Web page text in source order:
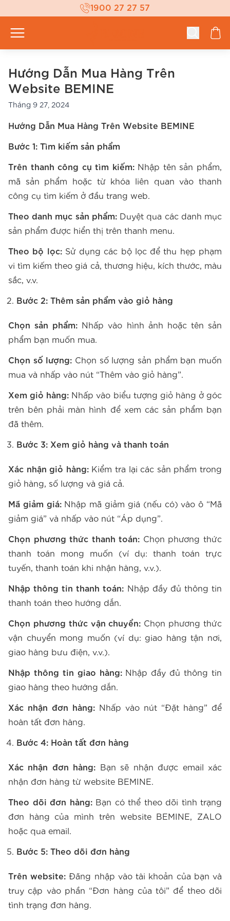
1900 27 27 57
Hướng Dẫn Mua Hàng Trên
Website BEMINE
Tháng 9 27, 2024
Hướng Dẫn Mua Hàng Trên Website BEMINE
Bước 1: Tìm kiếm sản phẩm
Trên thanh công cụ tìm kiếm:Nhập tên sản phẩm,
mã sản phẩm hoặc từ khóa liên quan vào thanh
công cụ tìm kiếm ở đầu trang web.
Theo danh mục sản phẩm:Duyệt qua các danh mục
sản phẩm được hiển thị trên thanh menu.
Theo bộ lọc:Sử dụng các bộ lọc để thu hẹp phạm
vi tìm kiếm theo giá cả, thương hiệu, kích thước, màu
sắc, v.v.
Bước 2: Thêm sản phẩm vào giỏ hàng
Chọn sản phẩm: Nhấp vào hình ảnh hoặc tên sản
phẩm bạn muốn mua.
Chọn số lượng: Chọn số lượng sản phẩm bạn muốn
mua và nhấp vào nút “Thêm vào giỏ hàng”.
Xem giỏ hàng: Nhấp vào biểu tượng giỏ hàng ở góc
trên bên phải màn hình để xem các sản phẩm bạn
đã thêm.
Bước 3: Xem giỏ hàng và thanh toán
Xác nhận giỏ hàng:Kiểm tra lại các sản phẩm trong
giỏ hàng, số lượng và giá cả.
Mã giảm giá:Nhập mã giảm giá (nếu có) vào ô “Mã
giảm giá” và nhấp vào nút “Áp dụng”.
Chọn phương thức thanh toán: Chọn phương thức
thanh toán mong muốn (ví dụ: thanh toán trực
tuyến, thanh toán khi nhận hàng, v.v.).
Nhập thông tin thanh toán: Nhập đầy đủ thông tin
thanh toán theo hướng dẫn.
Chọn phương thức vận chuyển: Chọn phương thức
vận chuyển mong muốn (ví dụ: giao hàng tận nơi,
giao hàng bưu điện, v.v.).
Nhập thông tin giao hàng:Nhập đầy đủ thông tin
giao hàng theo hướng dẫn.
Xác nhận đơn hàng: Nhấp vào nút “Đặt hàng” để
hoàn tất đơn hàng.
Bước 4: Hoàn tất đơn hàng
Xác nhận đơn hàng: Bạn sẽ nhận được email xác
nhận đơn hàng từ website BEMINE.
Theo dõi đơn hàng:Bạn có thể theo dõi tình trạng
đơn hàng của mình trên website BEMINE, ZALO
hoặc qua email.
Bước 5: Theo dõi đơn hàng
Trên website: Đăng nhập vào tài khoản của bạn và
truy cập vào phần “Đơn hàng của tôi” để theo dõi
tình trạng đơn hàng.